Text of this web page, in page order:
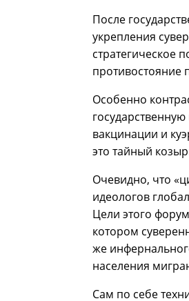
После
укрепления
стратегическое
противостояние
Особенно
вакцинации и
это тайный
Очевидно, что
идеологов
Цели этого
котором
же
населения
Сам по себе